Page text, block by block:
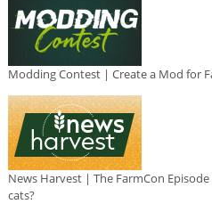
Modding Contest | Create a Mod for
News Harvest | The FarmCon
cats?